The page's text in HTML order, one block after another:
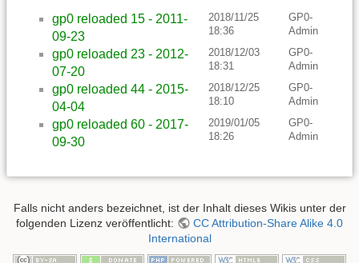
gp0 reloaded 15 - 2011-
09-23
2018/11/25
18:36
GP0-
Admin
gp0 reloaded 23 - 2012-
07-20
2018/12/03
18:31
GP0-
Admin
gp0 reloaded 44 - 2015-
04-04
2018/12/25
18:10
GP0-
Admin
gp0 reloaded 60 - 2017-
09-30
2019/01/05
18:26
GP0-
Admin
Falls nicht anders bezeichnet, ist der Inhalt dieses Wikis unter der
folgenden Lizenz veröffentlicht:
CC Attribution-Share Alike 4.0
International